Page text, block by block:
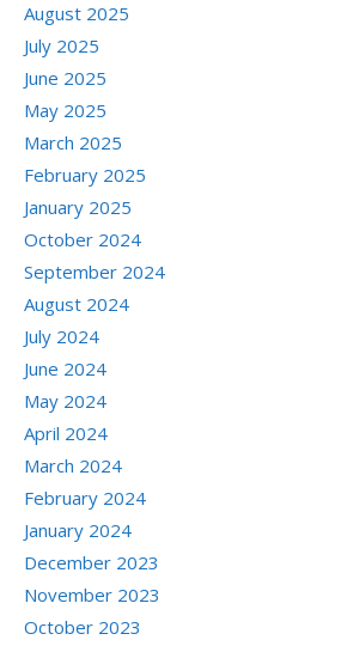
August 2025
July 2025
June 2025
May 2025
March 2025
February 2025
January 2025
October 2024
September 2024
August 2024
July 2024
June 2024
May 2024
April 2024
March 2024
February 2024
January 2024
December 2023
November 2023
October 2023